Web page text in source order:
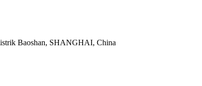
Baoshan, SHANGHAI, China